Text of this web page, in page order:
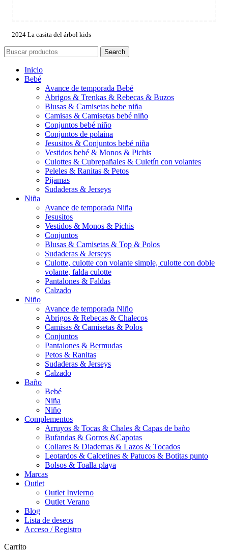
2024 La casita del árbol kids
Search
Inicio
Bebé
Avance de temporada Bebé
Abrigos & Trenkas & Rebecas & Buzos
Blusas & Camisetas bebe niña
Camisas & Camisetas bebé niño
Conjuntos bebé niño
Conjuntos de polaina
Jesusitos & Conjuntos bebé niña
Vestidos bebé & Monos & Pichis
Culottes & Cubrepañales & Culetín con volantes
Peleles & Ranitas & Petos
Pijamas
Sudaderas & Jerseys
Niña
Avance de temporada Niña
Jesusitos
Vestidos & Monos & Pichis
Conjuntos
Blusas & Camisetas & Top & Polos
Sudaderas & Jerseys
Culotte, culotte con volante simple, culotte con doble
volante, falda culotte
Pantalones & Faldas
Calzado
Niño
Avance de temporada Niño
Abrigos & Rebecas & Chalecos
Camisas & Camisetas & Polos
Conjuntos
Pantalones & Bermudas
Petos & Ranitas
Sudaderas & Jerseys
Calzado
Baño
Bebé
Niña
Niño
Complementos
Arruyos & Tocas & Chales & Capas de baño
Bufandas & Gorros &Capotas
Collares & Diademas & Lazos & Tocados
Leotardos & Calcetines & Patucos & Botitas punto
Bolsos & Toalla playa
Marcas
Outlet
Outlet Invierno
Outlet Verano
Blog
Lista de deseos
Acceso / Registro
Carrito